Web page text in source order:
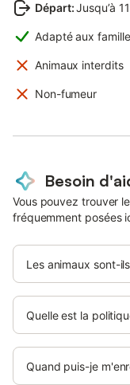
Départ:Jusqu’à
Adapté aux
Animaux interdits
Non-fumeur
Besoin
Vous pouvez trouver
fréquemment posées
Les animaux sont-
Quelle est la
Quand puis-je